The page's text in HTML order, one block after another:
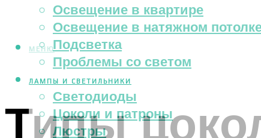
Освещение в квартире
Освещение в натяжном
Подсветка
Проблемы со светом
ЛАМПЫ И СВЕТИЛЬНИКИ
Светодиоды
Цоколи и патроны
Люстры
МЕНЮ
Типы